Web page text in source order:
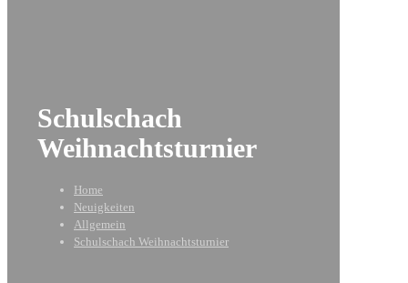
Schulschach
Weihnachtsturnier
Home
Neuigkeiten
Allgemein
Schulschach Weihnachtsturnier